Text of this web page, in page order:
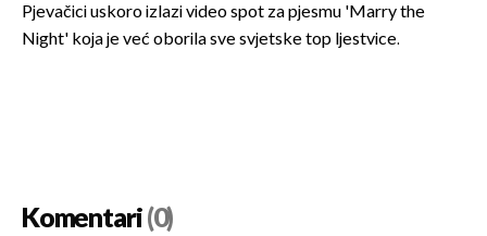
Pjevačici uskoro izlazi video spot za pjesmu 'Marry the
Night' koja je već oborila sve svjetske top ljestvice.
Komentari(0)